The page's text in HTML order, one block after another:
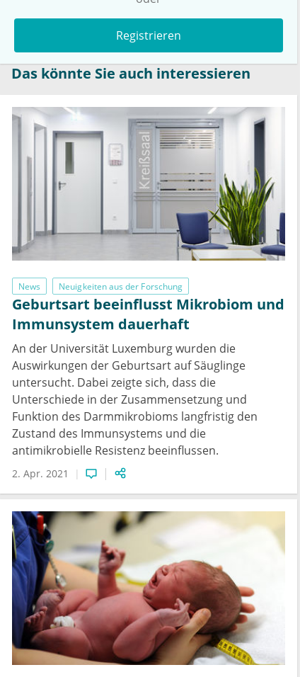
Registrieren
Das könnte Sie auch interessieren
News Neuigkeiten aus der Forschung
Geburtsart beeinflusst Mikrobiom und
Immunsystem dauerhaft
An der Universität Luxemburg wurden die
Auswirkungen der Geburtsart auf Säuglinge
untersucht. Dabei zeigte sich, dass die
Unterschiede in der Zusammensetzung und
Funktion des Darmmikrobioms langfristig den
Zustand des Immunsystems und die
antimikrobielle Resistenz beeinflussen.
2. Apr. 2021